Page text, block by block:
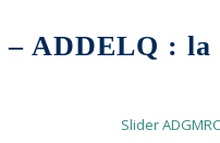
ADDELQ :